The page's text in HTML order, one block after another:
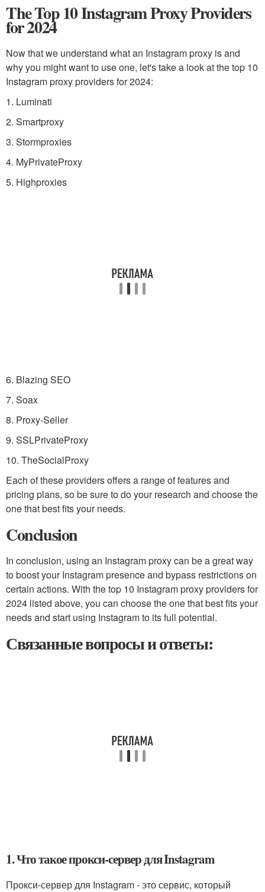
The Top 10 Instagram Proxy Providers
for 2024
Now that we understand what an Instagram proxy is and
why you might want to use one, let's take a look at the top 10
Instagram proxy providers for 2024:
1. Luminati
2. Smartproxy
3. Stormproxies
4. MyPrivateProxy
5. Highproxies
6. Blazing SEO
7. Soax
8. Proxy-Seller
9. SSLPrivateProxy
10. TheSocialProxy
Each of these providers offers a range of features and
pricing plans, so be sure to do your research and choose the
one that best fits your needs.
Conclusion
In conclusion, using an Instagram proxy can be a great way
to boost your Instagram presence and bypass restrictions on
certain actions. With the top 10 Instagram proxy providers for
2024 listed above, you can choose the one that best fits your
needs and start using Instagram to its full potential.
Связанные вопросы и ответы:
1. Что такое прокси-сервер для Instagram
Прокси-сервер для Instagram - это сервис, который